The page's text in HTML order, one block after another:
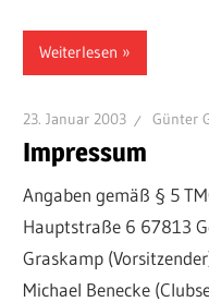
Weiterlesen
23. Januar 2003 Günter
Impressum
Angaben gemäß § 5
Hauptstraße 6 67813
Graskamp
Michael Benecke